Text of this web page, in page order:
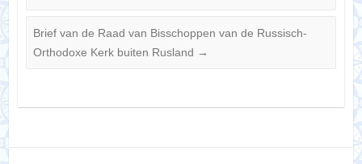
Brief van de Raad van Bisschoppen van de Russisch-
Orthodoxe Kerk buiten Rusland →